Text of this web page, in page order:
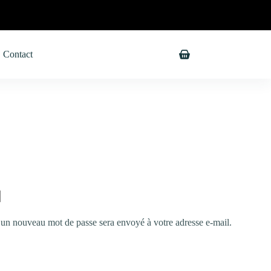
Contact
nouveau mot de passe sera envoyé à votre adresse e-mail.